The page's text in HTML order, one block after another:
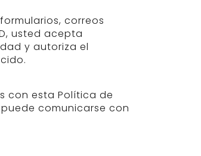
correos
usted acepta
y autoriza el
con esta Política de
comunicarse con